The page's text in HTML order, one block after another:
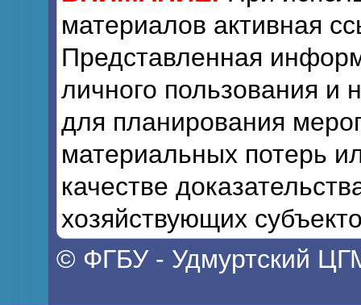
материалов активная
Представленная
личного пользования и
для планирования
материальных потерь
качестве
хозяйствующих
© ФГБУ - Удмуртский